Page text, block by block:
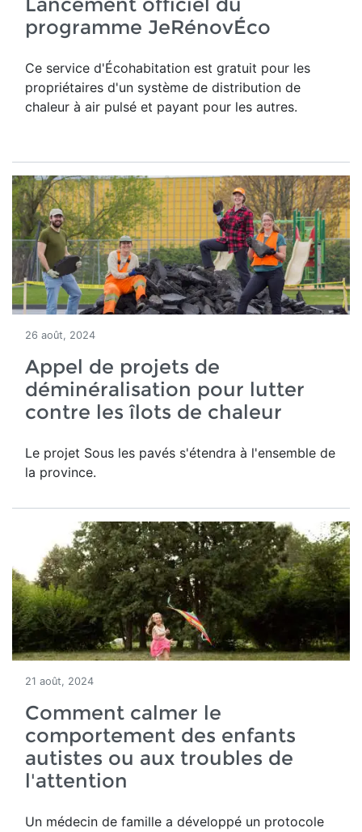
programme JeRénovÉco
Ce service d'Écohabitation est gratuit pour les
propriétaires d'un système de distribution de
chaleur à air pulsé et payant pour les autres.
26 août, 2024
Appel de projets de
déminéralisation pour lutter
contre les îlots de chaleur
Le projet Sous les pavés s'étendra à l'ensemble de
la province.
21 août, 2024
Comment calmer le
comportement des enfants
autistes ou aux troubles de
l'attention
Un médecin de famille a développé un protocole